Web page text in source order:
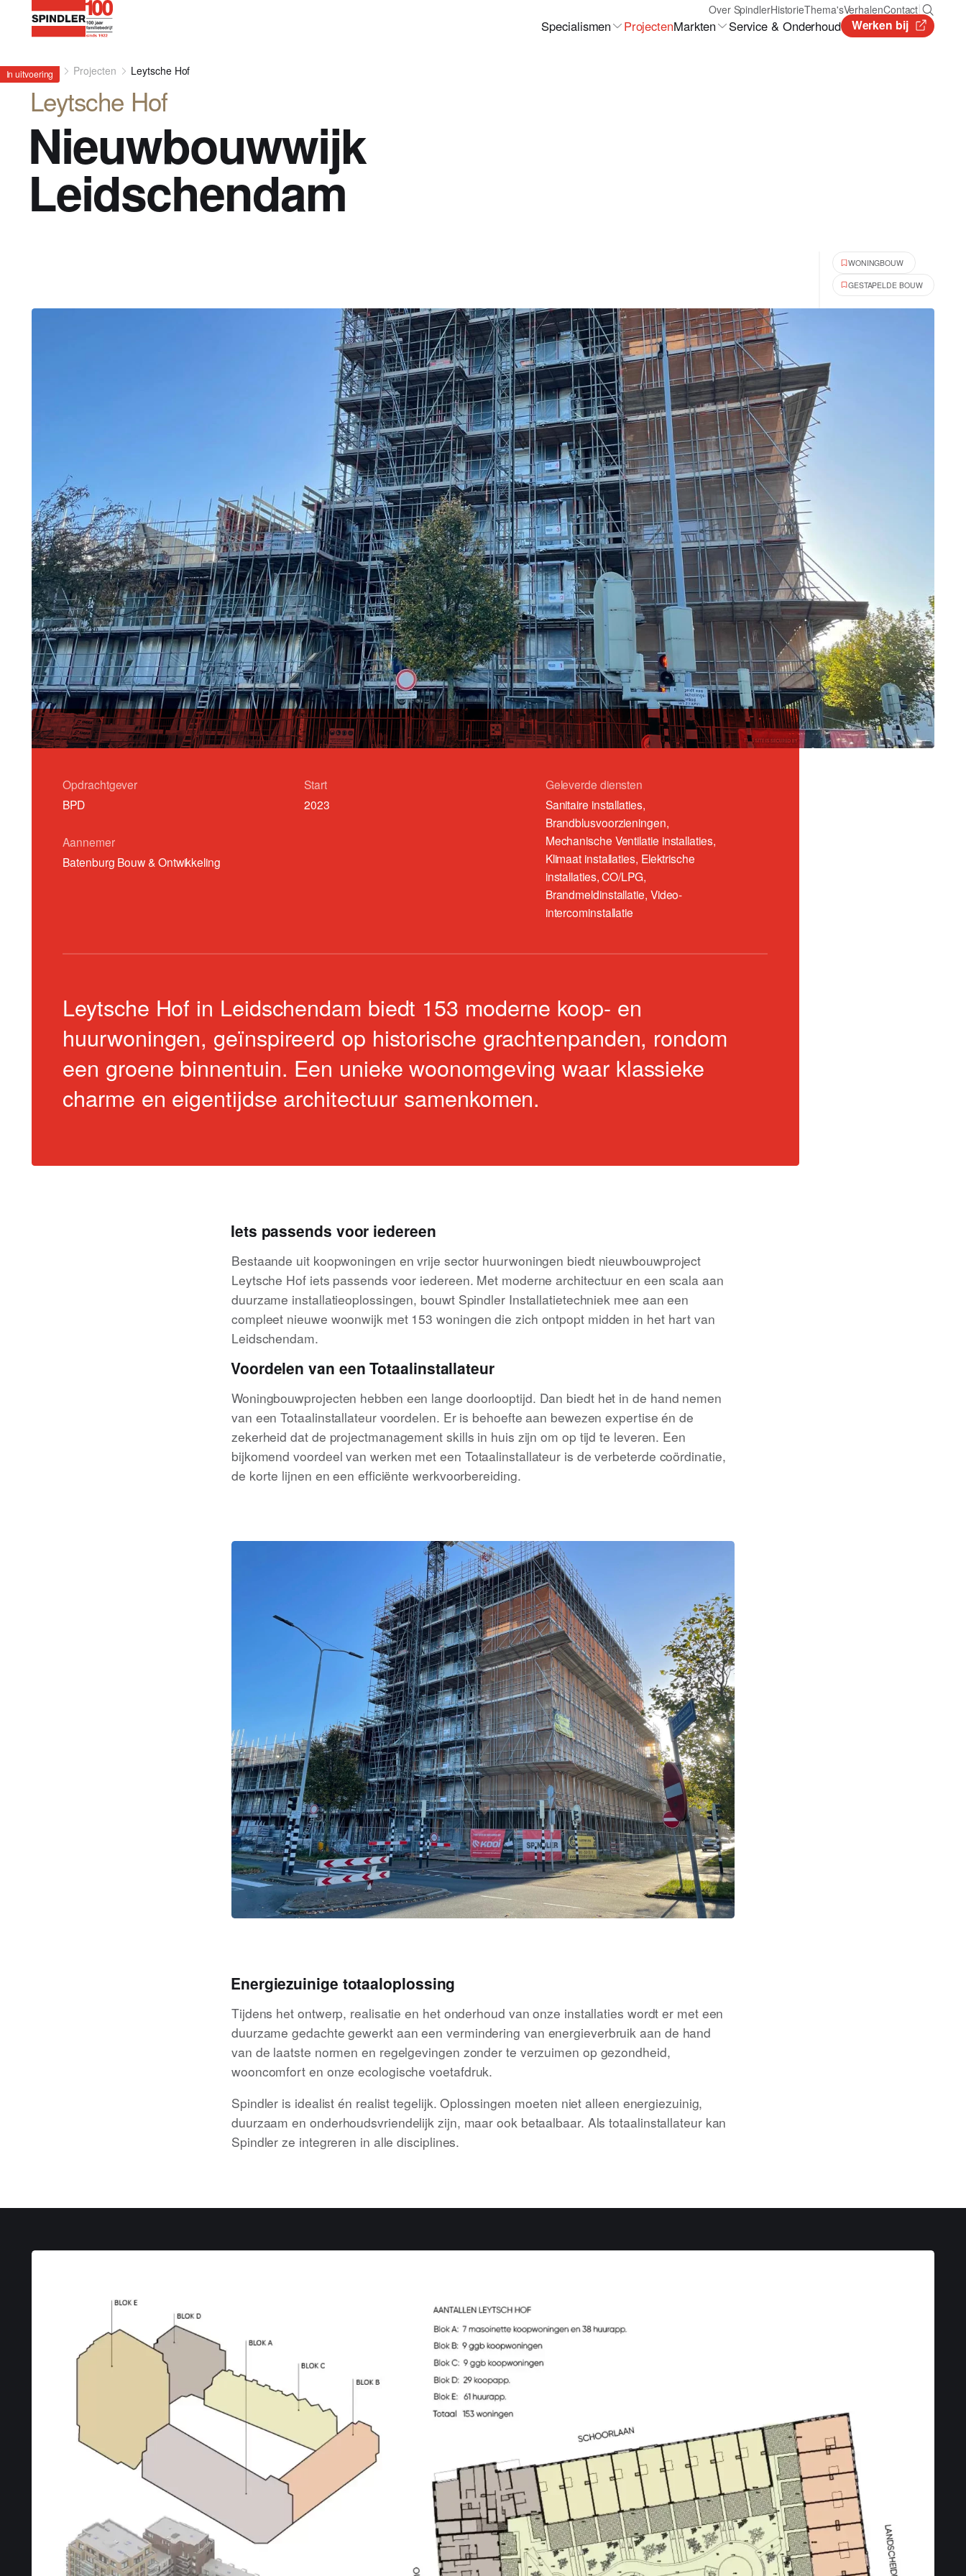
Over SpindlerHistorieThema'sVerhalenContact|
Specialismen ProjectenMarkten Service & Onderhoud Werken bij
Home Projecten Leytsche Hof
Leytsche Hof
Nieuwbouwwijk
Leidschendam
WONINGBOUW
GESTAPELDE BOUW
In uitvoering
Opdrachtgever
BPD
Aannemer
Batenburg Bouw & Ontwikkeling
Start
2023
Geleverde diensten
Sanitaire installaties,
Brandblusvoorzieningen,
Mechanische Ventilatie installaties,
Klimaat installaties, Elektrische
installaties, CO/LPG,
Brandmeldinstallatie, Video-
intercominstallatie
Leytsche Hof in Leidschendam biedt 153 moderne koop- en
huurwoningen, geïnspireerd op historische grachtenpanden, rondom
een groene binnentuin. Een unieke woonomgeving waar klassieke
charme en eigentijdse architectuur samenkomen.
Iets passends voor iedereen
Bestaande uit koopwoningen en vrije sector huurwoningen biedt nieuwbouwproject
Leytsche Hof iets passends voor iedereen. Met moderne architectuur en een scala aan
duurzame installatieoplossingen, bouwt Spindler Installatietechniek mee aan een
compleet nieuwe woonwijk met 153 woningen die zich ontpopt midden in het hart van
Leidschendam.
Voordelen van een Totaalinstallateur
Woningbouwprojecten hebben een lange doorlooptijd. Dan biedt het in de hand nemen
van een Totaalinstallateur voordelen. Er is behoefte aan bewezen expertise én de
zekerheid dat de projectmanagement skills in huis zijn om op tijd te leveren. Een
bijkomend voordeel van werken met een Totaalinstallateur is de verbeterde coördinatie,
de korte lijnen en een efficiënte werkvoorbereiding.
Energiezuinige totaaloplossing
Tijdens het ontwerp, realisatie en het onderhoud van onze installaties wordt er met een
duurzame gedachte gewerkt aan een vermindering van energieverbruik aan de hand
van de laatste normen en regelgevingen zonder te verzuimen op gezondheid,
wooncomfort en onze ecologische voetafdruk.
Spindler is idealist én realist tegelijk. Oplossingen moeten niet alleen energiezuinig,
duurzaam en onderhoudsvriendelijk zijn, maar ook betaalbaar. Als totaalinstallateur kan
Spindler ze integreren in alle disciplines.